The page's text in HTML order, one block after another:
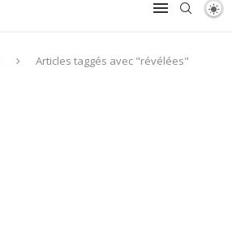
Articles taggés avec "révélées"